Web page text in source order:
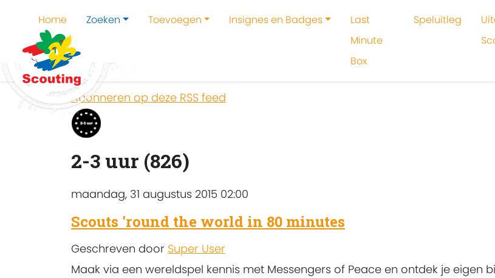
Home Zoeken Toevoegen Insignes en Badges
Last
Minute
Box
Speluitleg
Home
Abonneren op deze RSS feed
2-3 uur (826)
maandag, 31 augustus 2015 02:00
Scouts 'round the world in 80 minutes
Geschreven door Super User
Maak via een wereldspel kennis met Messengers of Peace en ontdek je eigen